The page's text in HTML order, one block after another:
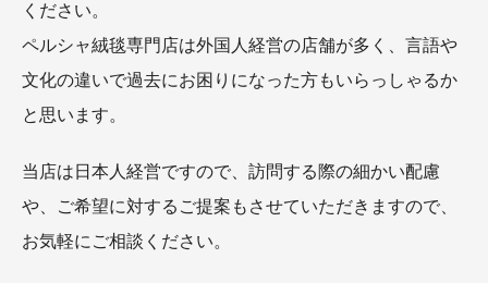
ください。
ペルシャ絨毯専門店は外国人経営の店舗が多く、言語や
文化の違いで過去にお困りになった方もいらっしゃるか
と思います。
当店は日本人経営ですので、訪問する際の細かい配慮
や、ご希望に対するご提案もさせていただきますので、
お気軽にご相談ください。